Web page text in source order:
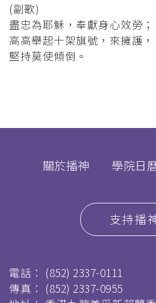
(副歌)
盡忠為耶穌，奉獻身心效勞；
高高舉起十架旗號，來擁護，
堅持莫使傾倒。
關於播神 學院日
支持播
電話： (852) 2337-0111
傳真： (852) 2337-0955